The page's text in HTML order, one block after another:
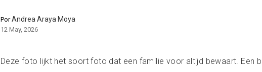
PorAndrea Araya Moya
12 May, 2026
Deze foto lijkt het soort foto dat een familie voor altijd bewaart. Een